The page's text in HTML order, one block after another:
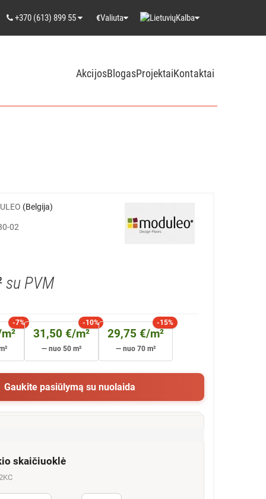
+370 (613) 899 55 €Valiuta Kalba
AkcijosBlogasProjektaiKontaktai
(Belgija)
02
su PVM
-7% -10%
31,50 €/m²
— nuo 50 m²
-15%
29,75 €/m²
— nuo 70 m²
Gaukite pasiūlymą su nuolaida
skaičiuoklė